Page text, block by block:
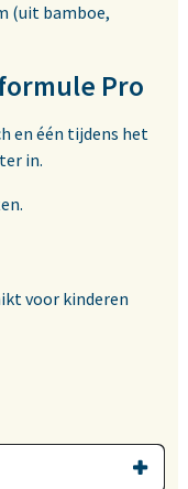
(uit bamboe,
Pro
en één tijdens het
in.
voor kinderen